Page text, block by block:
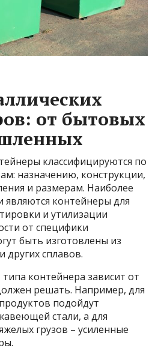
от бытовых
классифицируются по
назначению, конструкции,
и размерам. Наиболее
являются контейнеры для
и утилизации
от специфики
быть изготовлены из
других сплавов.
контейнера зависит от
решать. Например, для
подойдут
стали, а для
грузов – усиленные